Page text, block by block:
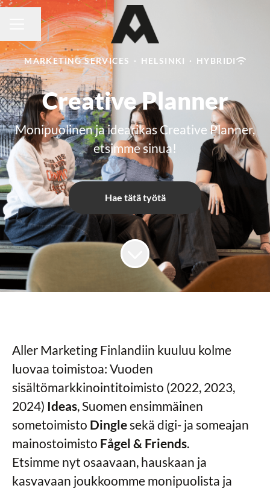
URAVALIKKO
Jaa sivu
MARKETING SERVICES · HELSINKI · HYBRIDI
Creative Planner
Monipuolinen ja idearikas Creative Planner,
etsimme sinua!
Hae tätä työtä
Aller Marketing Finlandiin kuuluu kolme
luovaa toimistoa: Vuoden
sisältömarkkinointitoimisto (2022, 2023,
2024) Ideas, Suomen ensimmäinen
sometoimisto Dinglesekä digi- ja someajan
mainostoimisto Fågel & Friends.
Etsimme nyt osaavaan, hauskaan ja
kasvavaan joukkoomme monipuolista ja